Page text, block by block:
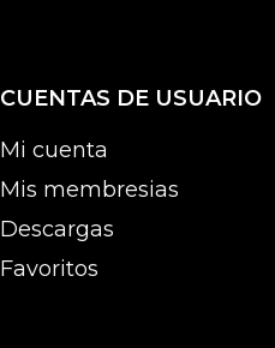
CUENTAS DE USUARIO
Mi cuenta
Mis membresias
Descargas
Favoritos